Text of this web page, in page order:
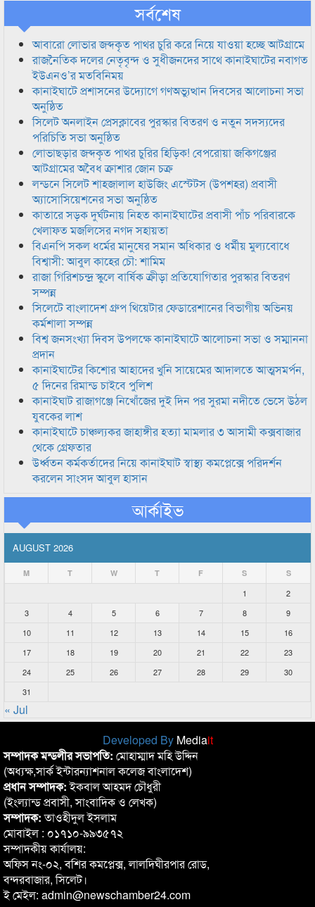
সর্বশেষ
আবারো লোভার জব্দকৃত পাথর চুরি করে নিয়ে যাওয়া হচ্ছে আটগ্রামে
রাজনৈতিক দলের নেতৃবৃন্দ ও সুধীজনদের সাথে কানাইঘাটের নবাগত
ইউএনও’র মতবিনিময়
কানাইঘাটে প্রশাসনের উদ্যোগে গণঅভ্যুত্থান দিবসের আলোচনা সভা
অনুষ্ঠিত
সিলেট অনলাইন প্রেসক্লাবের পুরস্কার বিতরণ ও নতুন সদস্যদের
পরিচিতি সভা অনুষ্ঠিত
লোভাছড়ার জব্দকৃত পাথর চুরির হিড়িক! বেপরোয়া জকিগঞ্জের
আটগ্রামের অবৈধ ক্রাশার জোন চক্র
লন্ডনে সিলেট শাহজালাল হাউজিং এস্টেটস (উপশহর) প্রবাসী
অ্যাসোসিয়েশনের সভা অনুষ্ঠিত
কাতারে সড়ক দুর্ঘটনায় নিহত কানাইঘাটের প্রবাসী পাঁচ পরিবারকে
খেলাফত মজলিসের নগদ সহায়তা
বিএনপি সকল ধর্মের মানুষের সমান অধিকার ও ধর্মীয় মুল্যবোধে
বিশ্বাসী: আবুল কাহের চৌ: শামিম
রাজা গিরিশচন্দ্র স্কুলে বার্ষিক ক্রীড়া প্রতিযোগিতার পুরস্কার বিতরণ
সম্পন্ন
সিলেটে বাংলাদেশ গ্রুপ থিয়েটার ফেডারেশানের বিভাগীয় অভিনয়
কর্মশালা সম্পন্ন
বিশ্ব জনসংখ্যা দিবস উপলক্ষে কানাইঘাটে আলোচনা সভা ও সম্মাননা
প্রদান
কানাইঘাটের কিশোর আহাদের খুনি সায়েমের আদালতে আত্মসমর্পন,
৫ দিনের রিমান্ড চাইবে পুলিশ
কানাইঘাট রাজাগঞ্জে নিখোঁজের দুই দিন পর সুরমা নদীতে ভেসে উঠল
যুবকের লাশ
কানাইঘাটে চাঞ্চল্যকর জাহাঙ্গীর হত্যা মামলার ৩ আসামী কক্সবাজার
থেকে গ্রেফতার
উর্ধ্বতন কর্মকর্তাদের নিয়ে কানাইঘাট স্বাস্থ্য কমপ্লেক্সে পরিদর্শন
করলেন সাংসদ আবুল হাসান
আর্কাইভ
AUGUST 2026
M T W T F S S
1
2
3
4 5 6 7 8
9
10
11 12 13 14 15
16
17
18 19 20 21 22
23
24
25 26 27 28 29
30
31
« Jul
Developed By Mediait
সম্পাদক মন্ডলীর সভাপতি: মোহাম্মাদ মহি উদ্দিন
(অধ্যক্ষ,সার্ক ইন্টারন্যাশনাল কলেজ বাংলাদেশ)
প্রধান সম্পাদক:ইকবাল আহমদ চৌধুরী
(ইংল্যান্ড প্রবাসী, সাংবাদিক ও লেখক)
সম্পাদক:তাওহীদুল ইসলাম
মোবাইল : ০১৭১০-৯৯৩৫৭২
সম্পাদকীয় কার্যালয়:
অফিস নং-০২, বশির কমপ্লেক্স, লালদিঘীরপার রোড,
বন্দরবাজার, সিলেট।
ই মেইল: admin@newschamber24.com